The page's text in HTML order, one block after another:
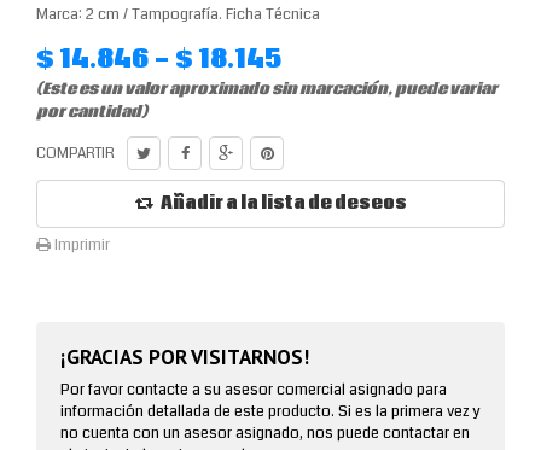
Marca: 2 cm / Tampografía. Ficha Técnica
$ 14.846 - $ 18.145
(Este es un valor aproximado sin marcación, puede variar
por cantidad)
COMPARTIR
Añadir a la lista de deseos
Imprimir
¡GRACIAS POR VISITARNOS!
Por favor contacte a su asesor comercial asignado para
información detallada de este producto. Si es la primera vez y
no cuenta con un asesor asignado, nos puede contactar en